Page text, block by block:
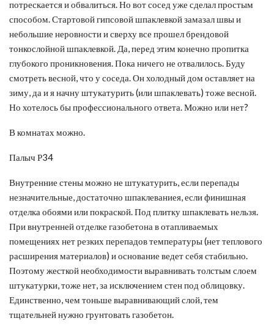
потрескается и обвалиться. Но вот сосед уже сделал простым
способом. Стартовой гипсовой шпаклевкой замазал швы и
небольшие неровности и сверху все прошел брендовой
тонкослойной шпаклевкой. Да, перед этим конечно пропитка
глубокого проникновения. Пока ничего не отвалилось. Буду
смотреть весной, что у соседа. Он холодный дом оставляет на
зиму, да и я начну штукатурить (или шпаклевать) тоже весной.
Но хотелось бы профессионального ответа. Можно или нет?
В комнатах можно.
Палыч Р34
Внутренние стены можно не штукатурить, если перепады
незначительные, достаточно шпаклеваниея, если финишная
отделка обоями или покраской. Под плитку шпаклевать нельзя.
При внутренней отделке газобетона в отапливаемых
помещениях нет резких перепадов температуры (нет теплового
расширения материалов) и основание ведет себя стабильно.
Поэтому жесткой необходимости выравнивать толстым слоем
штукатурки, тоже нет, за исключением стен под облицовку.
Единственно, чем тоньше выравнивающий слой, тем
тщательней нужно грунтовать газобетон.